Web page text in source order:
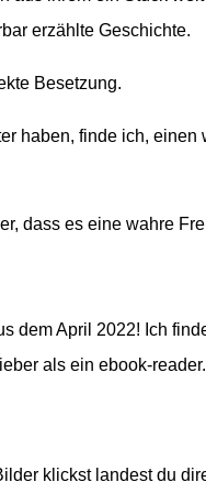
erzählte Geschichte.
Besetzung.
haben, finde ich, einen
dass es eine wahre
dem April 2022! Ich
als ein ebook-
klickst landest du